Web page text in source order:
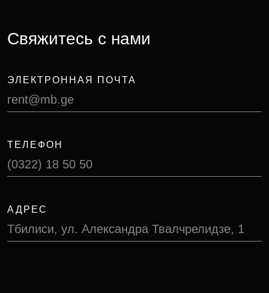
Свяжитесь с нами
ЭЛЕКТРОННАЯ ПОЧТА
rent@mb.ge
ТЕЛЕФОН
(0322) 18 50 50
АДРЕС
Тбилиси, ул. Александра Твалчрелидзе, 1